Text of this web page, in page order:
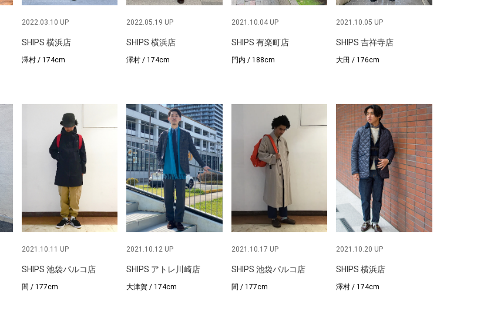
2022.03.10 UP
SHIPS 横浜店
澤村 / 174cm
2022.05.19 UP
SHIPS 横浜店
澤村 / 174cm
2021.10.04 UP
SHIPS 有楽町店
門内 / 188cm
2021.10.05 UP
SHIPS 吉祥寺店
大田 / 176cm
2021.10.11 UP
SHIPS 池袋パルコ店
間 / 177cm
2021.10.12 UP
SHIPS アトレ川崎店
大津賀 / 174cm
2021.10.17 UP
SHIPS 池袋パルコ店
間 / 177cm
2021.10.20 UP
SHIPS 横浜店
澤村 / 174cm